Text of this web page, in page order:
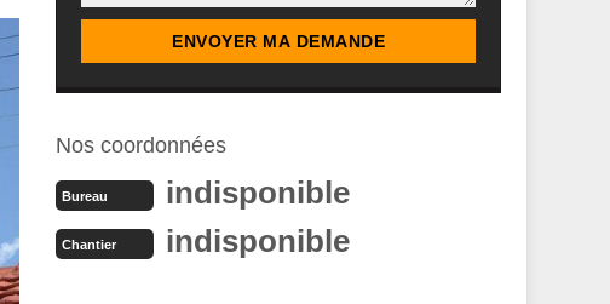
Nos coordonnées
Bureau indisponible
Chantier indisponible